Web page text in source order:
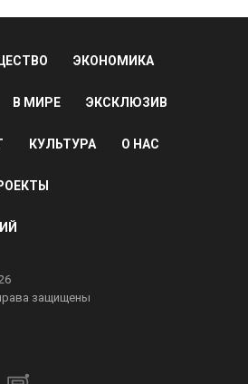
ЭКОНОМИКА
В МИРЕ ЭКСКЛЮЗИВ
КУЛЬТУРА О НАС
защищены